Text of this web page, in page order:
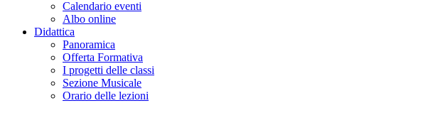
Calendario eventi
Albo online
Didattica
Panoramica
Offerta Formativa
I progetti delle classi
Sezione Musicale
Orario delle lezioni